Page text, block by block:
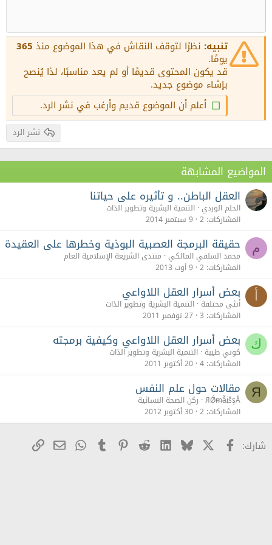
15
18
22
26
Georgia
Times New Roman
Trebuchet MS
Verdana
Justify text
عنوان 2
عنوان 3 تنبيه: نظرًا لتوقف النقاش في هذا الموضوع منذ 365
يومًا.
قد يكون المحتوى قديمًا أو لم يعد مناسبًا، لذا يُنصح
بإشاء موضوع جديد.
أعلم أن الموضوع قديم وأرغب في نشر الرد.
نشر الرد
المواضيع المشابهة
العقل الباطن.. و تأثيره على حياتنا
الحلم الوردي التنمية البشرية وتطوير الذات
المشاركات 2 9 سبتمبر 2014
م حقيقة البرمجة العصبية البوذية وخطرها على العقيدة
محمد السلفي المالكي منتدى الشريعة الإسلامية العام
المشاركات 2 9 أوت 2013
أ بعض أسرار العقل اللاواعي
أنثى مختلفة التنمية البشرية وتطوير الذات
المشاركات 3 27 نوفمبر 2011
ك بعض أسرار العقل اللاواعي وكيفية برمجته
كوني طيبة التنمية البشرية وتطوير الذات
المشاركات 4 20 أكتوبر 2011
Я مقالات حول علم النفس
ЯǾᵯẫḭṧşẰ ركن الصحة النسائية
المشاركات 2 30 أكتوبر 2012
شارك: Facebook
X
Bluesky
LinkedIn
Reddit
Pinterest
Tumblr
WhatsApp
البريدرابط